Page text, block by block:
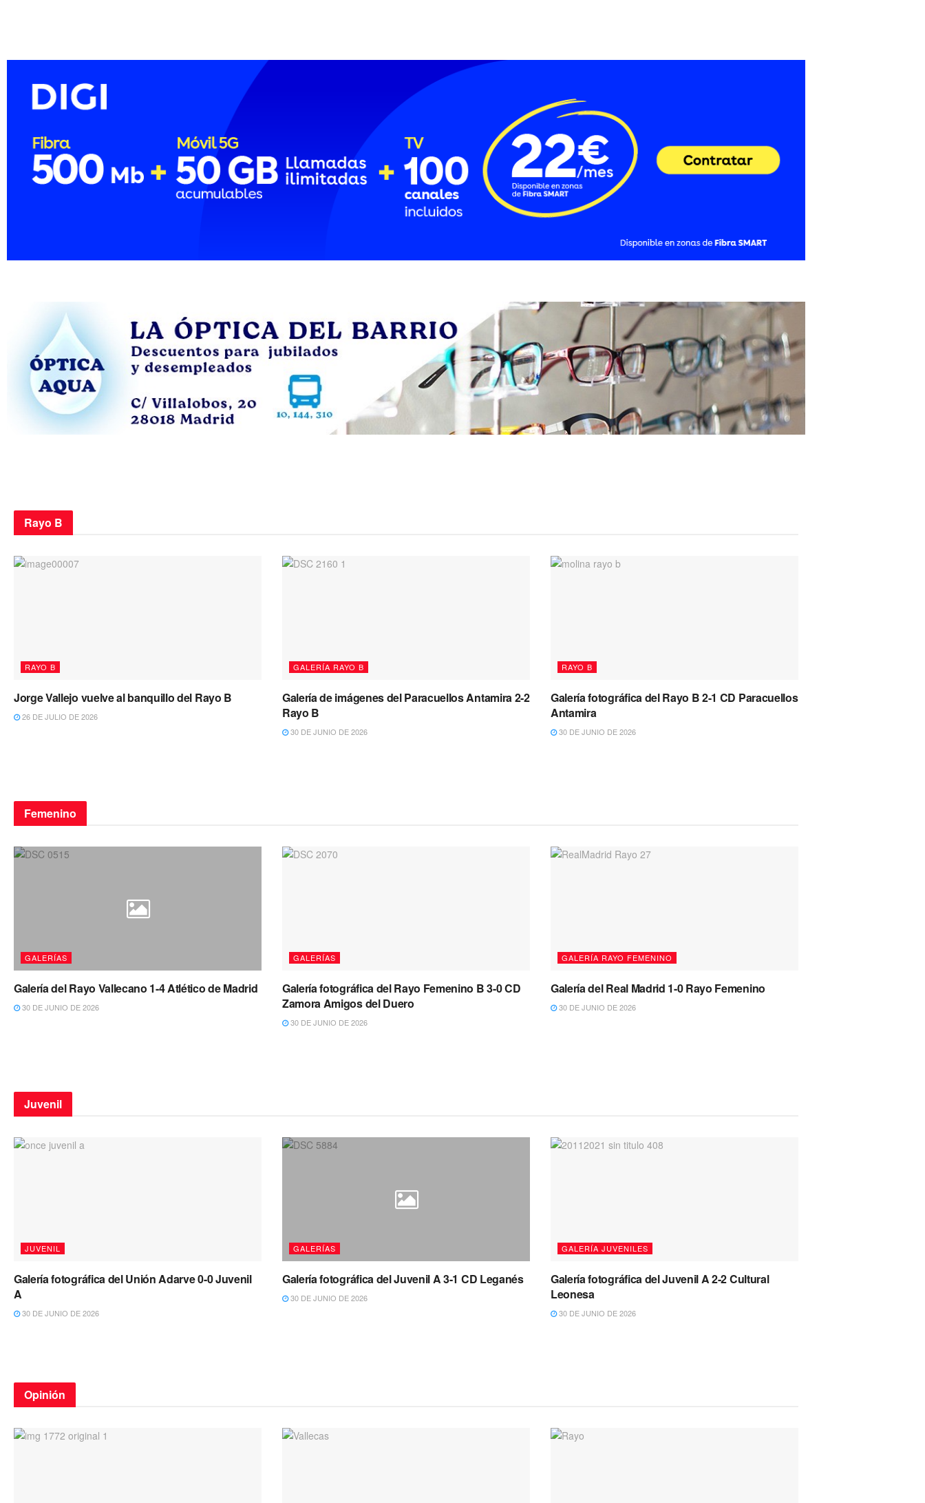
Rayo B
RAYO B
Jorge Vallejo vuelve al banquillo del Rayo B
26 DE JULIO DE 2026
GALERÍA RAYO B
Galería de imágenes del Paracuellos Antamira 2-2
Rayo B
30 DE JUNIO DE 2026
RAYO B
Galería fotográfica del Rayo B 2-1 CD Paracuellos
Antamira
30 DE JUNIO DE 2026
Femenino
GALERÍAS
Galería del Rayo Vallecano 1-4 Atlético de Madrid
30 DE JUNIO DE 2026
GALERÍAS
Galería fotográfica del Rayo Femenino B 3-0 CD
Zamora Amigos del Duero
30 DE JUNIO DE 2026
GALERÍA RAYO FEMENINO
Galería del Real Madrid 1-0 Rayo Femenino
30 DE JUNIO DE 2026
Juvenil
JUVENIL
Galería fotográfica del Unión Adarve 0-0 Juvenil
A
30 DE JUNIO DE 2026
GALERÍAS
Galería fotográfica del Juvenil A 3-1 CD Leganés
30 DE JUNIO DE 2026
GALERÍA JUVENILES
Galería fotográfica del Juvenil A 2-2 Cultural
Leonesa
30 DE JUNIO DE 2026
Opinión